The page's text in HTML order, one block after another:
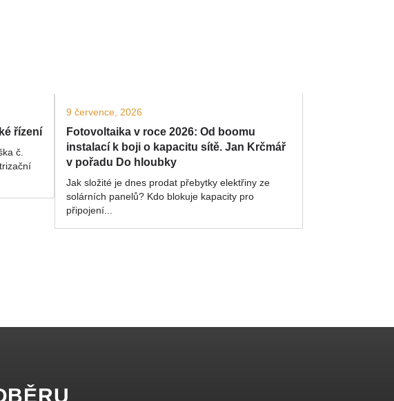
řízení
č.
9 července, 2026
Fotovoltaika v roce 2026: Od boomu
instalací k boji o kapacitu sítě. Jan Krčmář
v pořadu Do hloubky
Jak složité je dnes prodat přebytky elektřiny ze
solárních panelů? Kdo blokuje kapacity pro
připojení...